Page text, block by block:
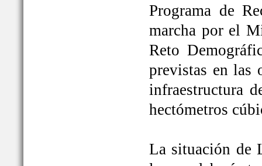
Programa de
marcha por el
Reto
previstas en las
infraestructura
hectómetros
La situación de